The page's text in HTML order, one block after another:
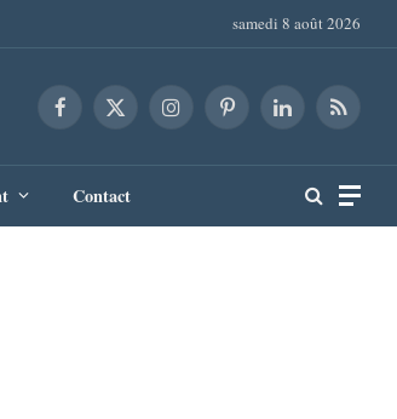
samedi 8 août 2026
Facebook
X
InstagramPinterestLinkedInRSS
Contact